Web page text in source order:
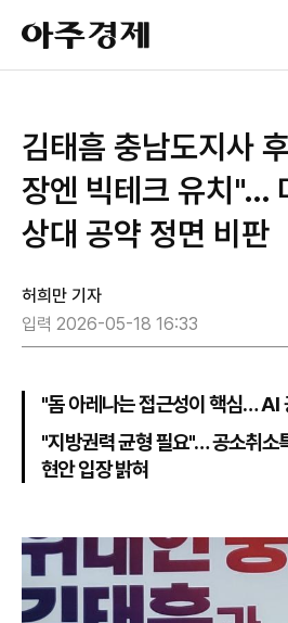
아
주
경
김태흠 충남도지사
장엔 빅테크 유치"…
상대 공약 정면 비판
허희만 기자
입력 2026-05-18 16:33
"돔 아레나는 접근성이 핵심… AI
"지방권력 균형 필요"… 공소취소
현안 입장 밝혀